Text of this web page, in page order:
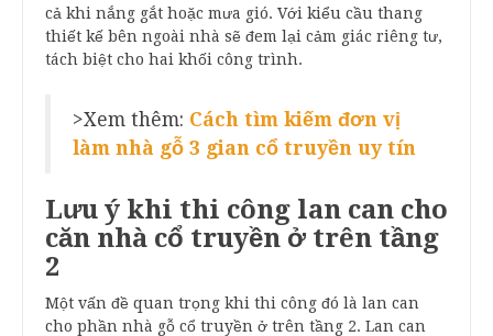
cả khi nắng gắt hoặc mưa gió. Với kiểu cầu thang
thiết kế bên ngoài nhà sẽ đem lại cảm giác riêng tư,
tách biệt cho hai khối công trình.
>Xem thêm: Cách tìm kiếm đơn vị
làm nhà gỗ 3 gian cổ truyền uy tín
Lưu ý khi thi công lan can cho
căn nhà cổ truyền ở trên tầng
2
Một vấn đề quan trọng khi thi công đó là lan can
cho phần nhà gỗ cổ truyền ở trên tầng 2. Lan can